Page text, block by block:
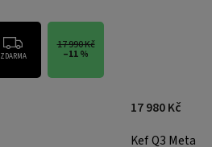
ZDARMA
17 990 Kč
–11 %
Kef Q3 Meta
17 980 Kč